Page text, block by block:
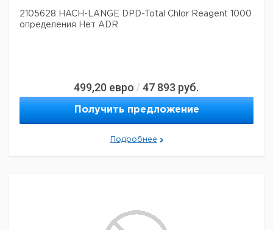
2105628 HACH-LANGE DPD-Total Chlor Reagent 1000
определения Нет ADR
499,20 евро / 47 893 руб.
Получить предложение
Подробнее